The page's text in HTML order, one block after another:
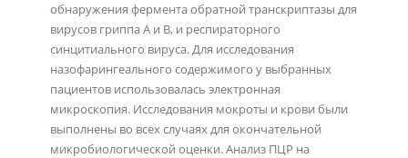
обнаружения фермента обратной транскриптазы для
вирусов гриппа А и В, и респираторного
синцитиального вируса. Для исследования
назофарингеального содержимого у выбранных
пациентов использовалась электронная
микроскопия. Исследования мокроты и крови были
выполнены во всех случаях для окончательной
микробиологической оценки. Анализ ПЦР на